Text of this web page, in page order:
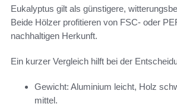
Eukalyptus gilt als günstigere,
Beide Hölzer profitieren von FSC- oder
nachhaltigen Herkunft.
Ein kurzer Vergleich hilft bei der
Gewicht: Aluminium leicht, Holz
mittel.